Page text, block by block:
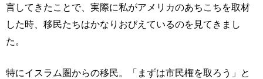
言してきたことで、実際に私がアメリカのあちこちを取材
した時、移民たちはかなりおびえているのを見てきまし
た。
特にイスラム圏からの移民。「まずは市民権を取ろう」と